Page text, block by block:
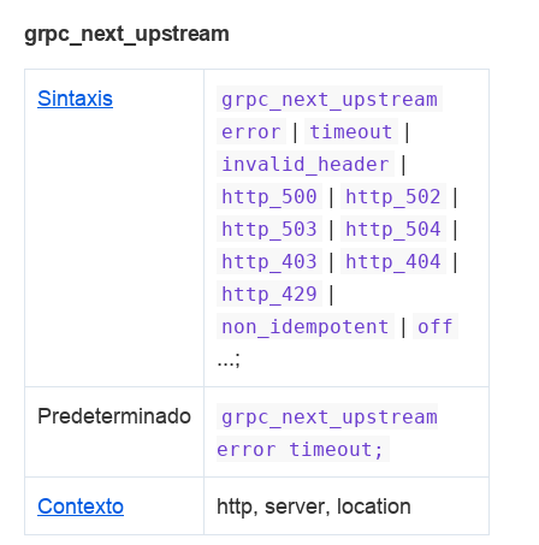
grpc_next_upstream
Sintaxis
grpc_next_upstream
error | timeout |
invalid_header |
http_500 | http_502 |
http_503 | http_504 |
http_403 | http_404 |
http_429 |
non_idempotent | off
...;
Predeterminado
grpc_next_upstream
error
timeout;
Contexto http, server, location